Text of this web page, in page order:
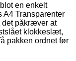
en enkelt
A4 Transparenter
det påkræver at
klokkeslæt,
pakken ordnet før